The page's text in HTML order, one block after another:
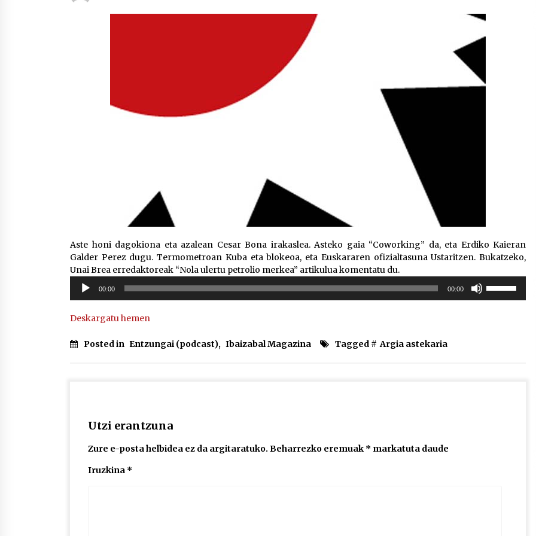
Larunbatean Plentziako Itsas
Auritz Iñurrietaren margoak
ikusgai Uribitarte40 aretoan
SOINUGELA: Paul McCartney eta
Ringo Starr-en lan berriak
2026/07/03
Aste honi dagokiona eta azalean Cesar Bona irakaslea. Asteko gaia “Coworking” da, eta Erdiko Kaieran
Galder Perez dugu. Termometroan Kuba eta blokeoa, eta Euskararen ofizialtasuna Ustaritzen. Bukatzeko,
Unai Brea erredaktoreak “Nola ulertu petrolio merkea” artikulua komentatu du.
Soinu
erreproduzigailua
00:00 00:00
Deskargatu hemen
Posted in Entzungai (podcast), Ibaizabal Magazina Tagged # Argia astekaria
Utzi erantzuna
Zure e-posta helbidea ez da argitaratuko. Beharrezko eremuak * markatuta daude
Iruzkina *